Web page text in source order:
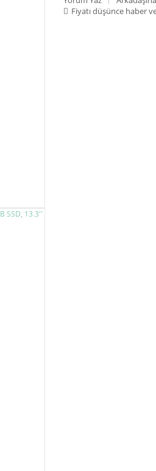
Fiyatı düşünce haber